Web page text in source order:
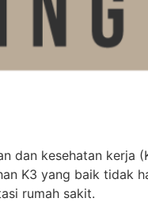
dan kesehatan
K3 yang baik tidak
rumah sakit.